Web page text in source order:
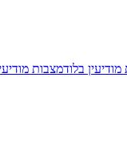
בלודמצבות